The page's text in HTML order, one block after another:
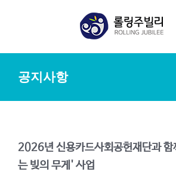
공지사항
2026년 신용카드사회공헌재단과 함
는 빚의 무게' 사업